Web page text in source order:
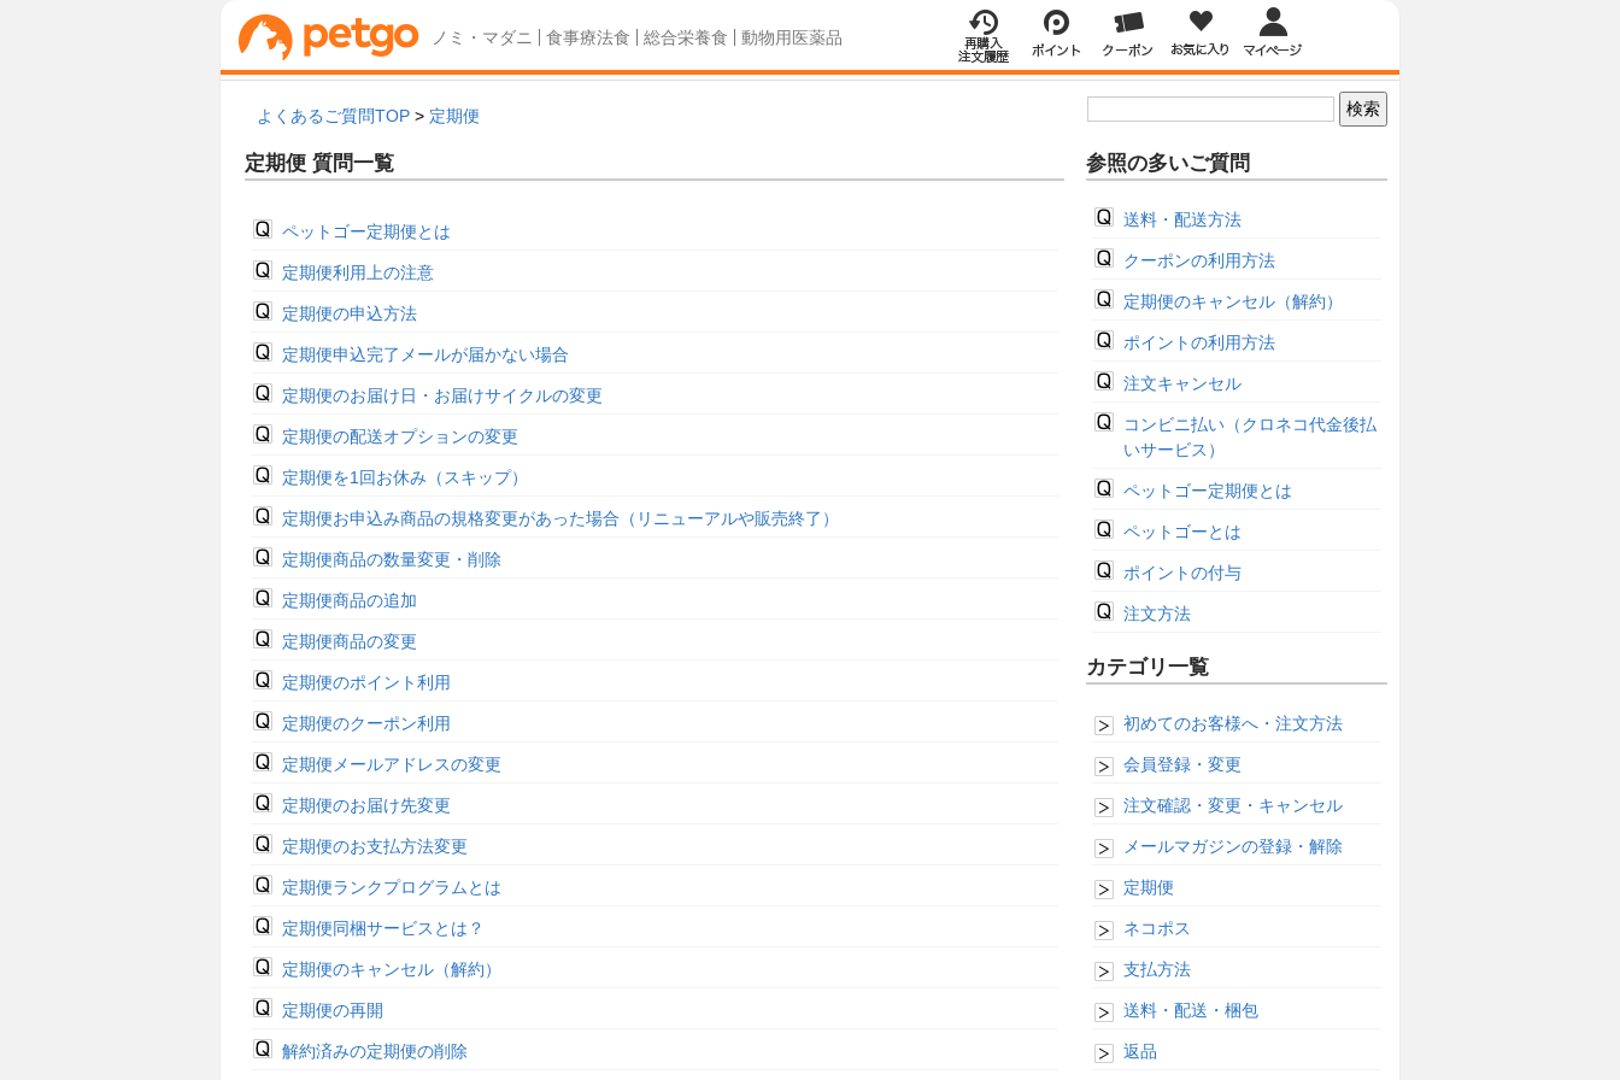
ノミ・マダニ 食事療法食 総合栄養食 動物用医薬品
よくあるご質問TOP > 定期便
定期便 質問一覧
ペットゴー定期便とは
定期便利用上の注意
定期便の申込方法
定期便申込完了メールが届かない場合
定期便のお届け日・お届けサイクルの変更
定期便の配送オプションの変更
定期便を1回お休み（スキップ）
定期便お申込み商品の規格変更があった場合（リニューアルや販売終了）
定期便商品の数量変更・削除
定期便商品の追加
定期便商品の変更
定期便のポイント利用
定期便のクーポン利用
定期便メールアドレスの変更
定期便のお届け先変更
定期便のお支払方法変更
定期便ランクプログラムとは
定期便同梱サービスとは？
定期便のキャンセル（解約）
定期便の再開
解約済みの定期便の削除
参照の多いご質問
送料・配送方法
クーポンの利用方法
定期便のキャンセル（解約）
ポイントの利用方法
注文キャンセル
コンビニ払い（クロネコ代金後払
いサービス）
ペットゴー定期便とは
ペットゴーとは
ポイントの付与
注文方法
カテゴリ一覧
初めてのお客様へ・注文方法
会員登録・変更
注文確認・変更・キャンセル
メールマガジンの登録・解除
定期便
ネコポス
支払方法
送料・配送・梱包
返品